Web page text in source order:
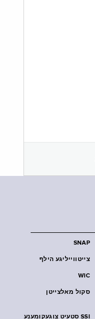
SNAP
צייטווייליגע הילף
WIC
סקול מאלצייטן
SSI סטעיט צוגעקומענע